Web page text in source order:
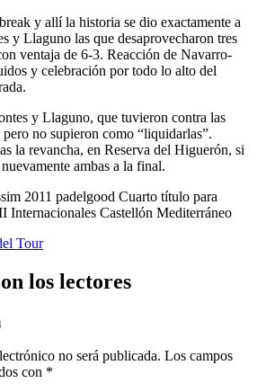
y allí la historia se dio exactamente a
y Llaguno las que desaprovecharon tres
ventaja de 6-3. Reacción de Navarro-
y celebración por todo lo alto del
y Llaguno, que tuvieron contra las
no supieron como “liquidarlas”.
la revancha, en Reserva del Higuerón, si
ambas a la final.
Tour
los lectores
no será publicada. Los campos
con *